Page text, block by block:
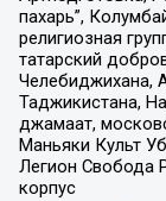
пахарь”,
религиозная
татарский
Челебиджихана,
Таджикистана,
джамаат,
Маньяки Культ
Легион Свобода
корпус